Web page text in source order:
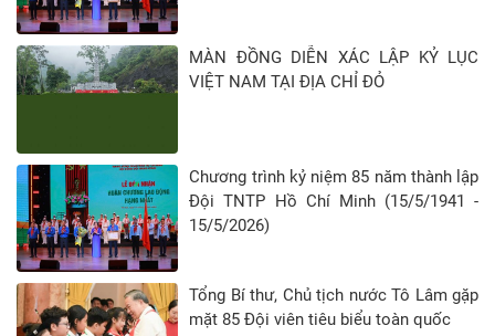
MÀN ĐỒNG DIỄN XÁC LẬP KỶ LỤC
VIỆT NAM TẠI ĐỊA CHỈ ĐỎ
Chương trình kỷ niệm 85 năm thành lập
Đội TNTP Hồ Chí Minh (15/5/1941 -
15/5/2026)
Tổng Bí thư, Chủ tịch nước Tô Lâm gặp
mặt 85 Đội viên tiêu biểu toàn quốc